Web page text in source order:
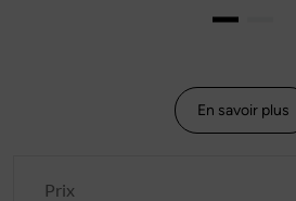
En savoir plus
Prix